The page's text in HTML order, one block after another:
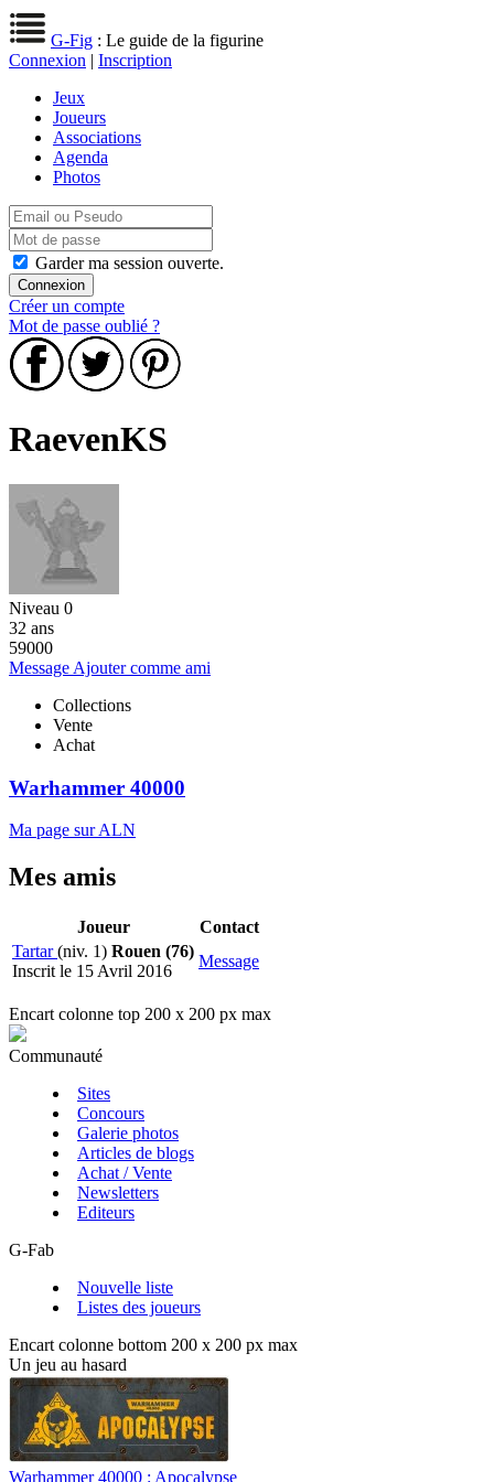
G-Fig : Le guide de la figurine
Connexion | Inscription
Jeux
Joueurs
Associations
Agenda
Photos
Garder ma session ouverte.
Créer un compte
Mot de passe oublié ?
RaevenKS
Niveau 0
32 ans
59000
Message Ajouter comme ami
Collections
Vente
Achat
Warhammer 40000
Ma page sur ALN
Mes amis
Joueur
Contact
Tartar(niv. 1) Rouen (76)
Inscrit le 15 Avril 2016
Message
Encart colonne top 200 x 200 px max
Communauté
Sites
Concours
Galerie photos
Articles de blogs
Achat / Vente
Newsletters
Editeurs
G-Fab
Nouvelle liste
Listes des joueurs
Encart colonne bottom 200 x 200 px max
Un jeu au hasard
Warhammer 40000 : Apocalypse